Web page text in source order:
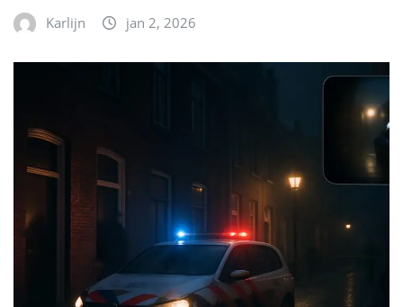
Karlijn jan 2, 2026